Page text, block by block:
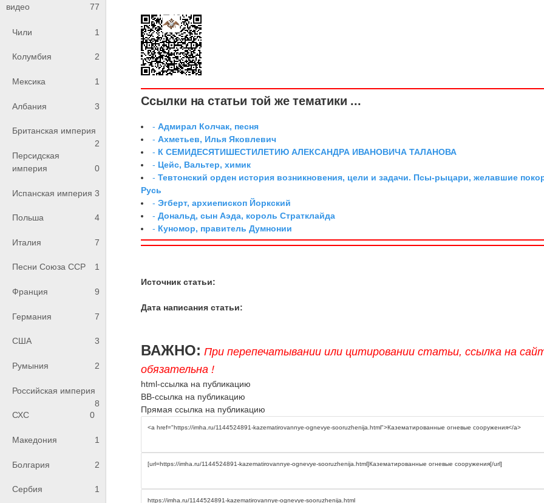
видео
77
Чили 1
Колумбия 2
Мексика 1
Албания 3
Британская империя
2
Персидская
империя
0
Испанская империя 3
Польша 4
Италия 7
Песни Союза ССР 1
Франция 9
Германия 7
США 3
Румыния 2
Российская империя
8
СХС
0
Македония 1
Болгария 2
Сербия 1
Ссылки на статьи той же тематики ...
-Адмирал Колчак, песня
-Ахметьев, Илья Яковлевич
- К СЕМИДЕСЯТИШЕСТИЛЕТИЮ АЛЕКСАНДРА ИВАНОВИЧА ТАЛАНОВА
- Цейс, Вальтер, химик
-Тевтонский орден история возникновения, цели и задачи. Псы-рыцари, желавшие
Русь
-Эгберт, архиепископ Йоркский
-Дональд, сын Аэда, король Стратклайда
- Куномор, правитель Думнонии
Источник статьи:
Дата написания статьи:
ВАЖНО: При перепечатывании или цитировании статьи, ссылка на
обязательна !
html-ссылка на публикацию
BB-ссылка на публикацию
Прямая ссылка на публикацию